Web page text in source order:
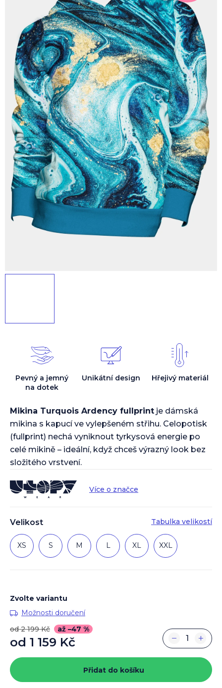
Velikost Tabulka velikostí
XS S M L XL XXL
Mikina Turquois Ardency fullprint je dámská
mikina s kapucí ve vylepšeném střihu. Celopotisk
(fullprint) nechá vyniknout tyrkysová energie po
celé mikině – ideální, když chceš výrazný look bez
složitého vrstvení.
Více o značce
Pevný a jemný
na dotek
Unikátní design Hřejivý materiál
Zvolte variantu
Možnosti doručení
od 2 199 Kč
až –47 %
od 1 159 Kč
cena:
+
−
Přidat do košíku